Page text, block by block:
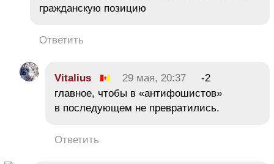
гражданскую позицию
Ответить
Vitalius 29 мая, 20:37
-2
главное, чтобы в «антифошистов»
в последующем не превратились.
Ответить